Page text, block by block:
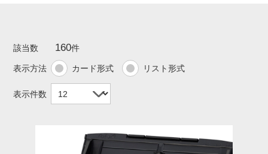
該当数 160件
表示方法 カード形式 リスト形式
表示件数